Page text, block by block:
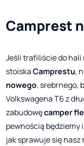
Camprest
Jeśli trafiliście do hali
stoiskaCamprestu,
nowego, srebrnego,
Volkswagena T6 z
zabudowęcamper
pewnością będziemy
jak sprawuje się nasz